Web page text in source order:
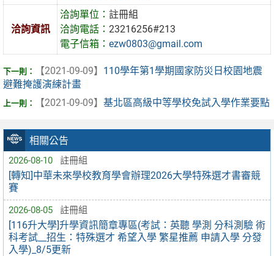
相關公告
2026-08-10 註冊組
[轉知]中華未來學校教育學會辦理2026大學特殊選才書審競
賽
2026-08-05 註冊組
[116升大學]升學資訊簡章專區(考試：英聽 學測 分科測驗 術
科考試__招生：特殊選才 希望入學 繁星推薦 申請入學 分發
入學)_8/5更新
洽詢資訊
洽詢單位：註冊組
洽詢電話：23216256#213
電子信箱：ezw0803@gmail.com
【2021-09-09】 110學年第1學期國家防災日校園地震
避難掩護演練計畫
【2021-09-09】 基北區高級中等學校免試入學作業要點